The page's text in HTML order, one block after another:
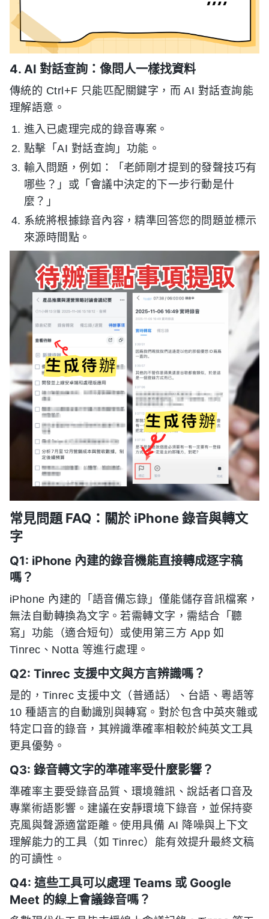
4. AI 對話查詢：像問人一樣找資料
傳統的 Ctrl+F 只能匹配關鍵字，而 AI 對話查詢能
理解語意。
進入已處理完成的錄音專案。
點擊「AI 對話查詢」功能。
輸入問題，例如：「老師剛才提到的發聲技巧有
哪些？」或「會議中決定的下一步行動是什
麼？」
系統將根據錄音內容，精準回答您的問題並標示
來源時間點。
常見問題 FAQ：關於 iPhone 錄音與轉文
字
Q1: iPhone 內建的錄音機能直接轉成逐字稿
嗎？
iPhone 內建的「語音備忘錄」僅能儲存音訊檔案，
無法自動轉換為文字。若需轉文字，需結合「聽
寫」功能（適合短句）或使用第三方 App 如
Tinrec、Notta 等進行處理。
Q2: Tinrec 支援中文與方言辨識嗎？
是的，Tinrec 支援中文（普通話）、台語、粵語等
10 種語言的自動識別與轉寫。對於包含中英夾雜或
特定口音的錄音，其辨識準確率相較於純英文工具
更具優勢。
Q3: 錄音轉文字的準確率受什麼影響？
準確率主要受錄音品質、環境雜訊、說話者口音及
專業術語影響。建議在安靜環境下錄音，並保持麥
克風與聲源適當距離。使用具備 AI 降噪與上下文
理解能力的工具（如 Tinrec）能有效提升最終文稿
的可讀性。
Q4: 這些工具可以處理 Teams 或 Google
Meet 的線上會議錄音嗎？